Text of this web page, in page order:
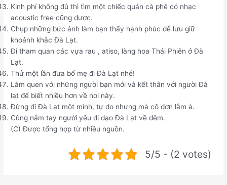
Kinh phí không đủ thì tìm một chiếc quán cà phê có nhạc
acoustic free cũng được.
Chụp những bức ảnh làm bạn thấy hạnh phúc để lưu giữ
khoảnh khắc Đà Lạt.
Đi tham quan các vựa rau , atiso, làng hoa Thái Phiên ở Đà
Lạt.
Thử một lần đưa bố mẹ đi Đà Lạt nhé!
Làm quen với những người bạn mới và kết thân với người Đà
lạt để biết nhiều hơn về nơi này.
Đừng đi Đà Lạt một mình, tự do nhưng mà cô đơn lắm á.
Cùng nắm tay người yêu đi dạo Đà Lạt về đêm.
(C) Được tổng hợp từ nhiều nguồn.
5/5 - (2 votes)